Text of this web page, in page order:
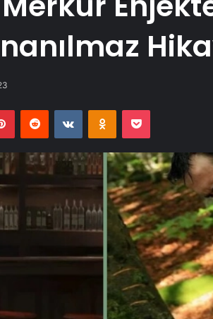
PinterestReddit VKontakteOdnoklassniki
Pocket